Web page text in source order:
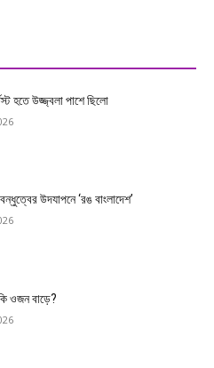
হতে উজ্জ্বলা পাশে ছিলো
উদযাপনে ‘রঙ বাংলাদেশ’
ওজন বাড়ে?